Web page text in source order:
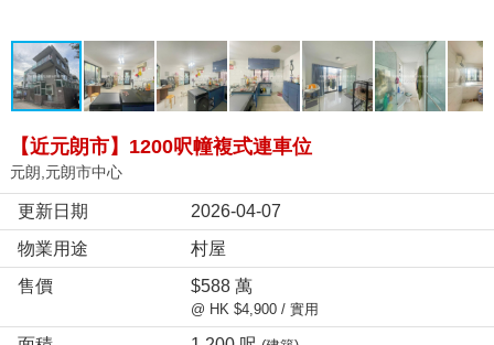
【近元朗市】1200呎幢複式連車位
元朗,元朗市中心
更新日期
2026-04-07
物業用途
村屋
售價
$588 萬
@ HK $4,900 / 實用